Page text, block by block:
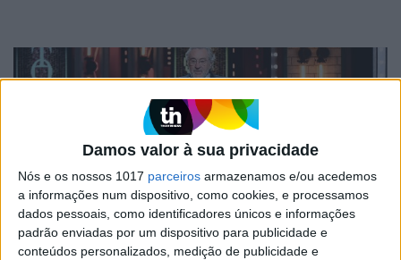
Damos valor à sua privacidade
Nós e os nossos 1017 parceiros armazenamos e/ou acedemos
a informações num dispositivo, como cookies, e processamos
dados pessoais, como identificadores únicos e informações
padrão enviadas por um dispositivo para publicidade e
conteúdos personalizados, medição de publicidade e
MUNDO